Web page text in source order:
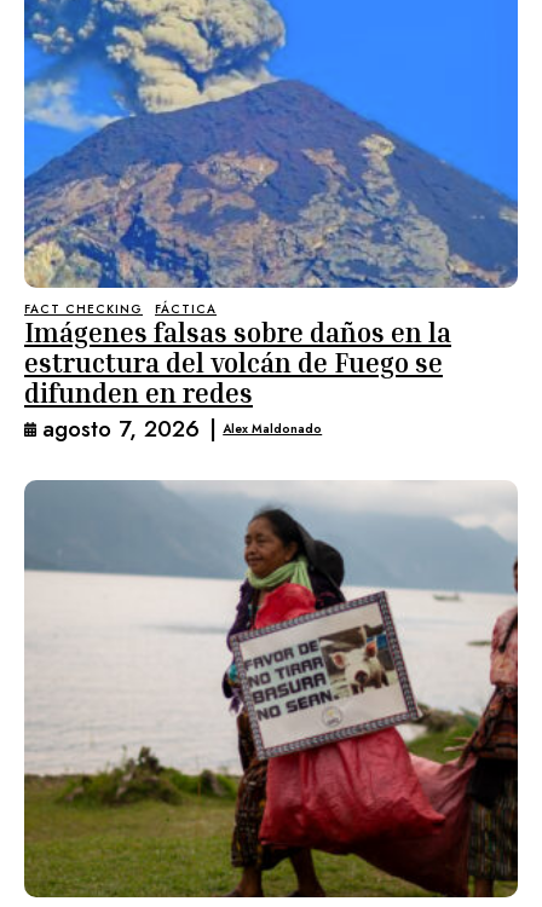
FACT CHECKING FÁCTICA
Imágenes falsas sobre daños en la
estructura del volcán de Fuego se
difunden en redes
agosto 7, 2026 | Alex Maldonado